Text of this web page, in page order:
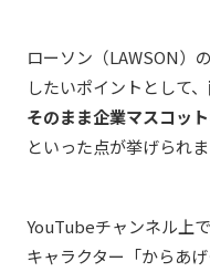
ローソン（LAWSON）
したいポイントとして、
そのまま企業マスコッ
といった点が挙げられま
YouTubeチャンネル上
キャラクター「からあ